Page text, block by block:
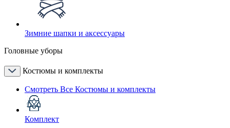
Зимние шапки и аксессуары
Головные уборы
Костюмы и комплекты
Смотреть Все Костюмы и комплекты
Комплект